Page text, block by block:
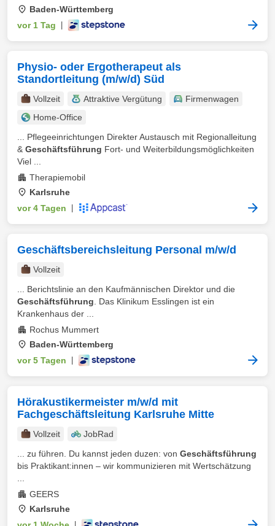
Baden-Württemberg
vor 1 Tag
Physio- oder Ergotherapeut als
Standortleitung (m/w/d) Süd
Vollzeit Attraktive Vergütung
Firmenwagen
Home-Office
... Pflegeeinrichtungen Direkter Austausch mit Regionalleitung
& Geschäftsführung Fort- und Weiterbildungsmöglichkeiten
Viel ...
Therapiemobil
Karlsruhe
vor 4 Tagen
Geschäftsbereichsleitung Personal m/w/d
Vollzeit
... Berichtslinie an den Kaufmännischen Direktor und die
Geschäftsführung . Das Klinikum Esslingen ist ein
Krankenhaus der ...
Rochus Mummert
Baden-Württemberg
vor 5 Tagen
Hörakustikermeister m/w/d mit
Fachgeschäftsleitung Karlsruhe Mitte
Vollzeit
JobRad
... zu führen. Du kannst jeden duzen: von Geschäftsführung
bis Praktikant:innen – wir kommunizieren mit Wertschätzung
GEERS
Karlsruhe